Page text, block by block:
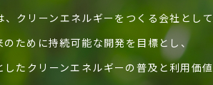
、クリーンエネルギーをつくる会社として
のために持続可能な開発を目標とし、
たクリーンエネルギーの普及と利用価